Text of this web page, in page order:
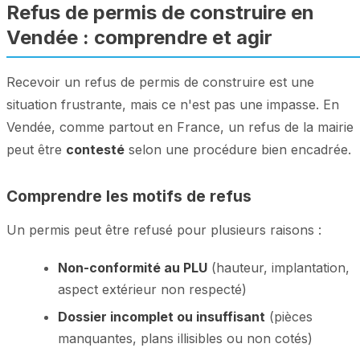
Refus de permis de construire en
Vendée : comprendre et agir
Recevoir un refus de permis de construire est une
situation frustrante, mais ce n'est pas une impasse. En
Vendée, comme partout en France, un refus de la mairie
peut être contesté selon une procédure bien encadrée.
Comprendre les motifs de refus
Un permis peut être refusé pour plusieurs raisons :
Non-conformité au PLU (hauteur, implantation,
aspect extérieur non respecté)
Dossier incomplet ou insuffisant (pièces
manquantes, plans illisibles ou non cotés)